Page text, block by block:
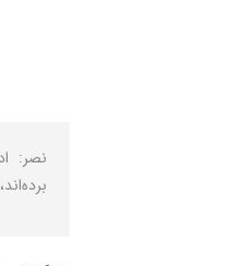
نصر: